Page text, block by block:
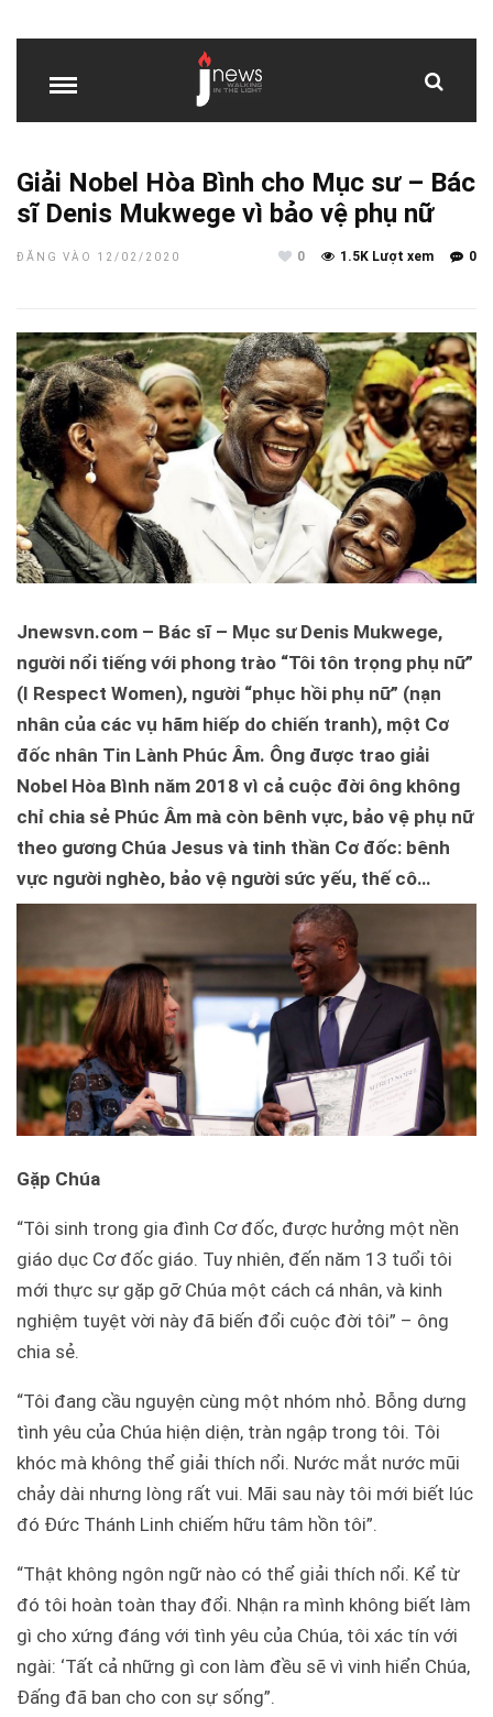
Giải Nobel Hòa Bình cho Mục sư – Bác
sĩ Denis Mukwege vì bảo vệ phụ nữ
ĐĂNG VÀO 12/02/2020 0
1.5K Lượt xem
0
Jnewsvn.com – Bác sĩ – Mục sư Denis Mukwege,
người nổi tiếng với phong trào “Tôi tôn trọng phụ nữ”
(I Respect Women), người “phục hồi phụ nữ” (nạn
nhân của các vụ hãm hiếp do chiến tranh), một Cơ
đốc nhân Tin Lành Phúc Âm. Ông được trao giải
Nobel Hòa Bình năm 2018 vì cả cuộc đời ông không
chỉ chia sẻ Phúc Âm mà còn bênh vực, bảo vệ phụ nữ
theo gương Chúa Jesus và tinh thần Cơ đốc: bênh
vực người nghèo, bảo vệ người sức yếu, thế cô…
Gặp Chúa
“Tôi sinh trong gia đình Cơ đốc, được hưởng một nền
giáo dục Cơ đốc giáo. Tuy nhiên, đến năm 13 tuổi tôi
mới thực sự gặp gỡ Chúa một cách cá nhân, và kinh
nghiệm tuyệt vời này đã biến đổi cuộc đời tôi” – ông
chia sẻ.
“Tôi đang cầu nguyện cùng một nhóm nhỏ. Bỗng dưng
tình yêu của Chúa hiện diện, tràn ngập trong tôi. Tôi
khóc mà không thể giải thích nổi. Nước mắt nước mũi
chảy dài nhưng lòng rất vui. Mãi sau này tôi mới biết lúc
đó Đức Thánh Linh chiếm hữu tâm hồn tôi”.
“Thật không ngôn ngữ nào có thể giải thích nổi. Kể từ
đó tôi hoàn toàn thay đổi. Nhận ra mình không biết làm
gì cho xứng đáng với tình yêu của Chúa, tôi xác tín với
ngài: ‘Tất cả những gì con làm đều sẽ vì vinh hiển Chúa,
Đấng đã ban cho con sự sống”.